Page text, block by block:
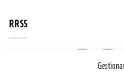
RRSS